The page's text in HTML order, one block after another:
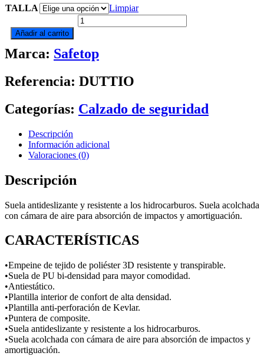
TALLA
Limpiar
DEPORTIVO
DUTTIO
cantidad
Añadir al carrito
Marca: Safetop
Referencia: DUTTIO
Categorías: Calzado de seguridad
Descripción
Información adicional
Valoraciones (0)
Descripción
Suela antideslizante y resistente a los hidrocarburos. Suela acolchada
con cámara de aire para absorción de impactos y amortiguación.
CARACTERÍSTICAS
•Empeine de tejido de poliéster 3D resistente y transpirable.
•Suela de PU bi-densidad para mayor comodidad.
•Antiestático.
•Plantilla interior de confort de alta densidad.
•Plantilla anti-perforación de Kevlar.
•Puntera de composite.
•Suela antideslizante y resistente a los hidrocarburos.
•Suela acolchada con cámara de aire para absorción de impactos y
amortiguación.